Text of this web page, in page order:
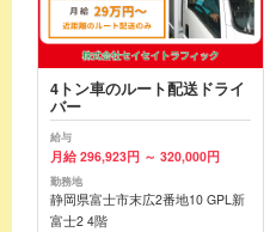
4トン車のルート配送ドライ
バー
給与
月給 296,923円 ～ 320,000円
勤務地
静岡県富士市末広2番地10 GPL新
富士2 4階